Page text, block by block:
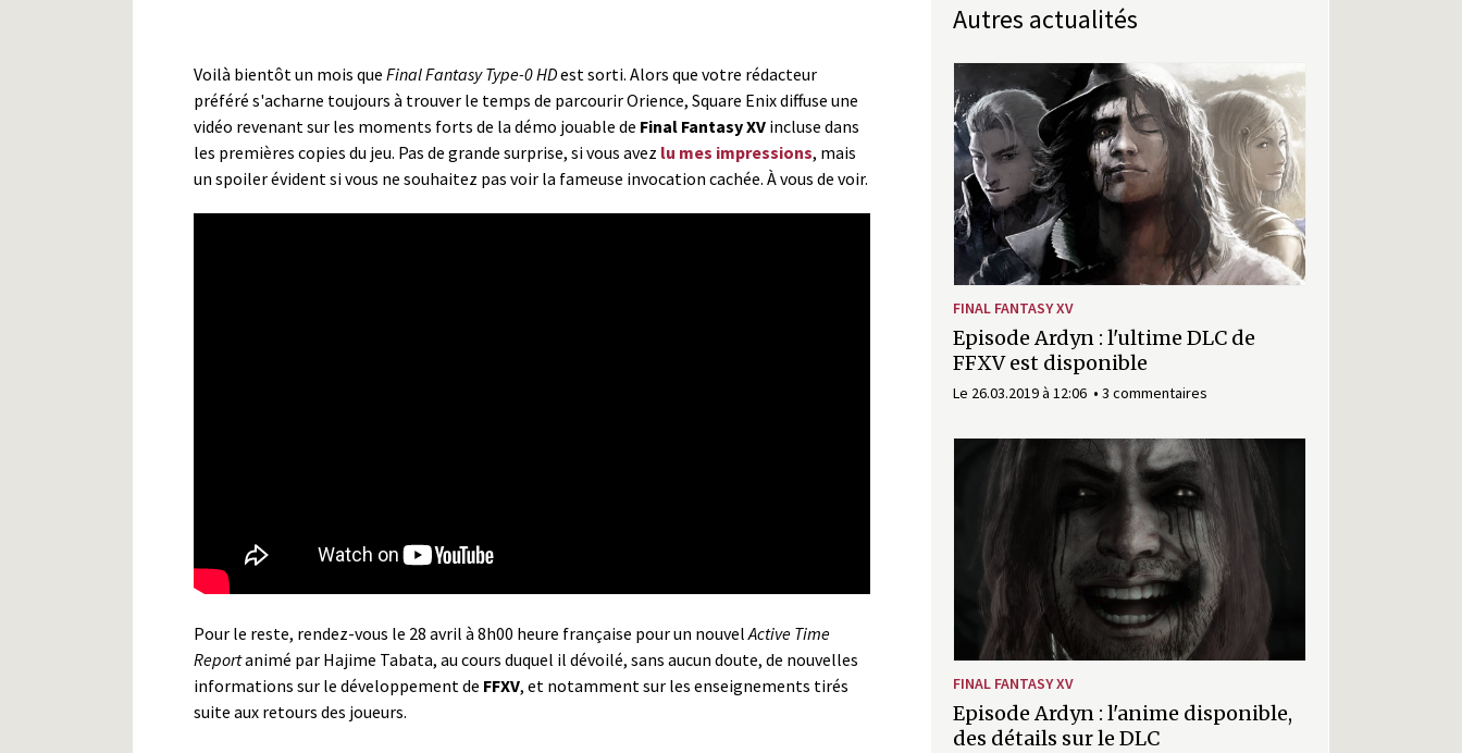
Voilà bientôt un mois que Final Fantasy Type-0 HDest sorti. Alors que votre rédacteur
préféré s'acharne toujours à trouver le temps de parcourir Orience, Square Enix diffuse une
vidéo revenant sur les moments forts de la démo jouable de Final Fantasy XV incluse dans
les premières copies du jeu. Pas de grande surprise, si vous avez lu mes impressions, mais
un spoiler évident si vous ne souhaitez pas voir la fameuse invocation cachée. À vous de voir.
Pour le reste, rendez-vous le 28 avril à 8h00 heure française pour un nouvelActive Time
Reportanimé par Hajime Tabata, au cours duquel il dévoilé, sans aucun doute, de nouvelles
informations sur le développement de FFXV, et notamment sur les enseignements tirés
suite aux retours des joueurs.
Autres actualités
FINAL FANTASY XV
Episode Ardyn : l'ultime DLC de
FFXV est disponible
Le 26.03.2019 à 12:06 3 commentaires
FINAL FANTASY XV
Episode Ardyn : l'anime disponible,
des détails sur le DLC